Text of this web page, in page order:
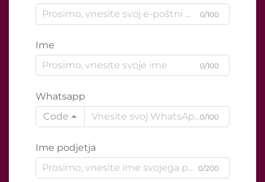
0/100
Ime
0/100
Whatsapp
Code
0/100
Ime podjetja
0/200